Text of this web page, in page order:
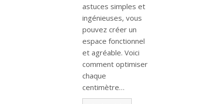
astuces simples et
ingénieuses, vous
pouvez créer un
espace fonctionnel
et agréable. Voici
comment optimiser
chaque
centimètre…